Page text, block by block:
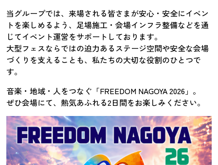
当グループでは、来場される皆さまが安心・安全にイベン
トを楽しめるよう、足場施工・会場インフラ整備などを通
じてイベント運営をサポートしております。
大型フェスならではの迫力あるステージ空間や安全な会場
づくりを支えることも、私たちの大切な役割のひとつで
す。
音楽・地域・人をつなぐ「FREEDOM NAGOYA 2026」。
ぜひ会場にて、熱気あふれる2日間をお楽しみください。